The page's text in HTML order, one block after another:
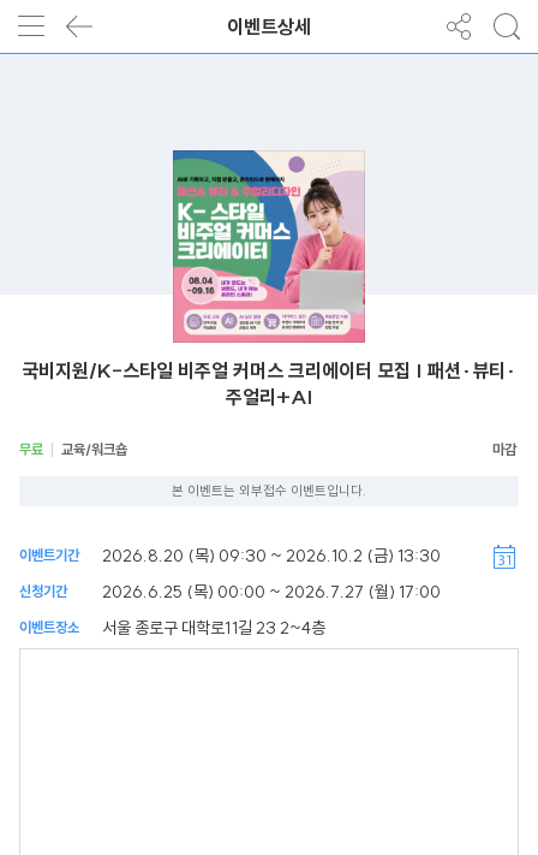
이벤트상세
국비지원/K-스타일 비주얼 커머스 크리에이터 모집 | 패션·뷰티·
주얼리+AI
무료 교육/워크숍
본 이벤트는 외부접수 이벤트입니다.
이벤트기간 2026.8.20 (목) 09:30 ~ 2026.10.2 (금) 13:30
신청기간 2026.6.25 (목) 00:00 ~ 2026.7.27 (월) 17:00
이벤트장소 서울 종로구 대학로11길 23 2~4층